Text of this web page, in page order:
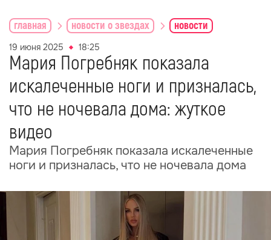
главная новости о звездах новости
19 июня 2025 18:25
Мария Погребняк показала
искалеченные ноги и призналась,
что не ночевала дома: жуткое
видео
Мария Погребняк показала искалеченные
ноги и призналась, что не ночевала дома